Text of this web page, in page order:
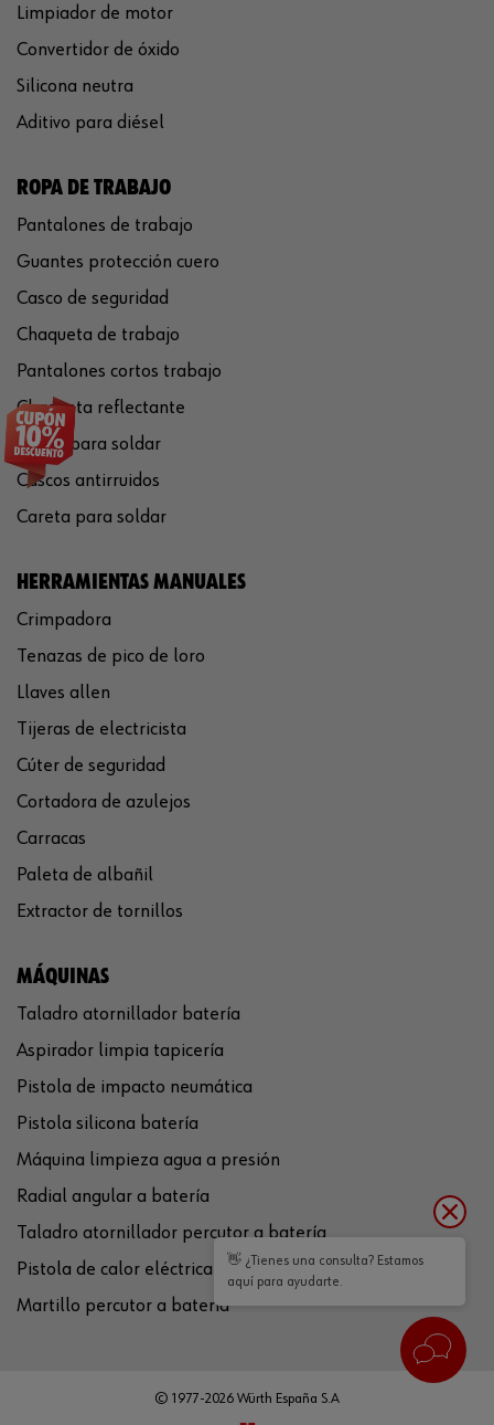
Limpiador de motor
Convertidor de óxido
Silicona neutra
Aditivo para diésel
ROPA DE TRABAJO
Pantalones de trabajo
Guantes protección cuero
Casco de seguridad
Chaqueta de trabajo
Pantalones cortos trabajo
Chaqueta reflectante
Gafas para soldar
Cascos antirruidos
Careta para soldar
HERRAMIENTAS MANUALES
Crimpadora
Tenazas de pico de loro
Llaves allen
Tijeras de electricista
Cúter de seguridad
Cortadora de azulejos
Carracas
Paleta de albañil
Extractor de tornillos
MÁQUINAS
Taladro atornillador batería
Aspirador limpia tapicería
Pistola de impacto neumática
Pistola silicona batería
Máquina limpieza agua a presión
Radial angular a batería
Taladro atornillador percutor a batería
Pistola de calor eléctrica
Martillo percutor a batería
© 1977-2026 Würth España S.A
👋 ¿Tienes una consulta? Estamos
aquí para ayudarte.